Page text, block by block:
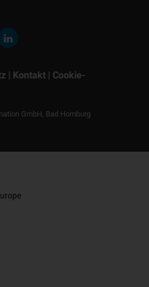
| Kontakt | Cookie-
GmbH, Bad Homburg